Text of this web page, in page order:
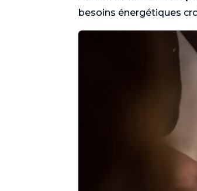
besoins énergétiques